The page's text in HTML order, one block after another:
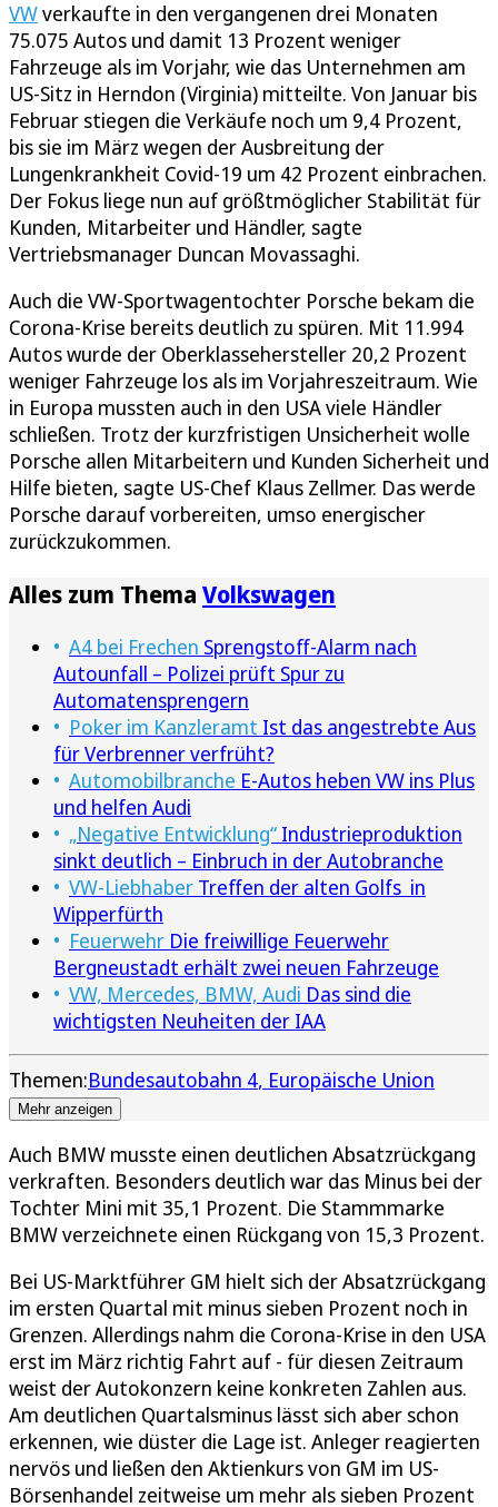
VWverkaufte in den vergangenen drei Monaten
75.075 Autos und damit 13 Prozent weniger
Fahrzeuge als im Vorjahr, wie das Unternehmen am
US-Sitz in Herndon (Virginia) mitteilte. Von Januar bis
Februar stiegen die Verkäufe noch um 9,4 Prozent,
bis sie im März wegen der Ausbreitung der
Lungenkrankheit Covid-19 um 42 Prozent einbrachen.
Der Fokus liege nun auf größtmöglicher Stabilität für
Kunden, Mitarbeiter und Händler, sagte
Vertriebsmanager Duncan Movassaghi.
Auch die VW-Sportwagentochter Porsche bekam die
Corona-Krise bereits deutlich zu spüren. Mit 11.994
Autos wurde der Oberklassehersteller 20,2 Prozent
weniger Fahrzeuge los als im Vorjahreszeitraum. Wie
in Europa mussten auch in den USA viele Händler
schließen. Trotz der kurzfristigen Unsicherheit wolle
Porsche allen Mitarbeitern und Kunden Sicherheit und
Hilfe bieten, sagte US-Chef Klaus Zellmer. Das werde
Porsche darauf vorbereiten, umso energischer
zurückzukommen.
Alles zum Thema Volkswagen
A4 bei Frechen Sprengstoff-Alarm nach
Autounfall – Polizei prüft Spur zu
Automatensprengern
Poker im Kanzleramt Ist das angestrebte Aus
für Verbrenner verfrüht?
Automobilbranche E-Autos heben VW ins Plus
und helfen Audi
„Negative Entwicklung“ Industrieproduktion
sinkt deutlich – Einbruch in der Autobranche
VW-Liebhaber Treffen der alten Golfs in
Wipperfürth
Feuerwehr Die freiwillige Feuerwehr
Bergneustadt erhält zwei neuen Fahrzeuge
VW, Mercedes, BMW, Audi Das sind die
wichtigsten Neuheiten der IAA
Themen:Bundesautobahn 4 Europäische Union
Mehr anzeigen
Auch BMW musste einen deutlichen Absatzrückgang
verkraften. Besonders deutlich war das Minus bei der
Tochter Mini mit 35,1 Prozent. Die Stammmarke
BMW verzeichnete einen Rückgang von 15,3 Prozent.
Bei US-Marktführer GM hielt sich der Absatzrückgang
im ersten Quartal mit minus sieben Prozent noch in
Grenzen. Allerdings nahm die Corona-Krise in den USA
erst im März richtig Fahrt auf - für diesen Zeitraum
weist der Autokonzern keine konkreten Zahlen aus.
Am deutlichen Quartalsminus lässt sich aber schon
erkennen, wie düster die Lage ist. Anleger reagierten
nervös und ließen den Aktienkurs von GM im US-
Börsenhandel zeitweise um mehr als sieben Prozent